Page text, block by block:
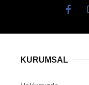
KURUMSAL